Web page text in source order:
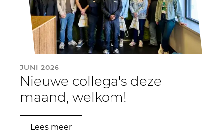
JUNI 2026
Nieuwe collega's deze
maand, welkom!
Lees meer